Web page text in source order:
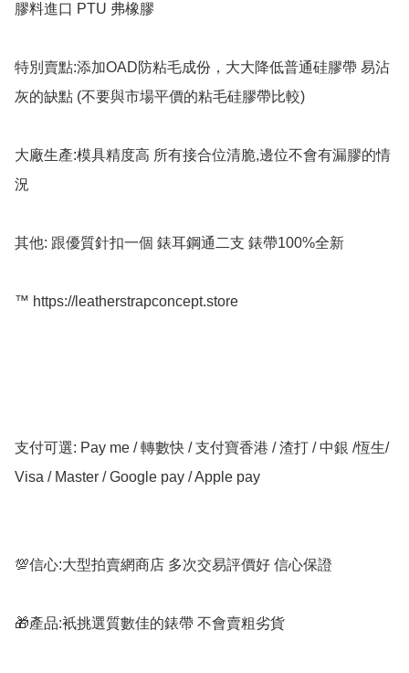
膠料進口 PTU 弗橡膠
特別賣點:添加OAD防粘毛成份，大大降低普通硅膠帶 易沾
灰的缺點 (不要與市場平價的粘毛硅膠帶比較)
大廠生產:模具精度高 所有接合位清脆,邊位不會有漏膠的情
況
其他: 跟優質針扣一個 錶耳鋼通二支 錶帶100%全新
™️ https://leatherstrapconcept.store
支付可選: Pay me / 轉數快 / 支付寶香港 / 渣打 / 中銀 /恆生/
Visa / Master / Google pay / Apple pay
💯信心:大型拍賣網商店 多次交易評價好 信心保證
🎁產品:衹挑選質數佳的錶帶 不會賣粗劣貨